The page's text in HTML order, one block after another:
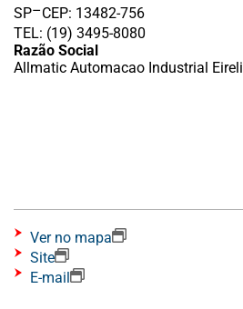
SP–CEP: 13482-756
TEL: (19) 3495-8080
Razão Social
Allmatic Automacao Industrial Eireli
Ver no mapa
Site
E-mail